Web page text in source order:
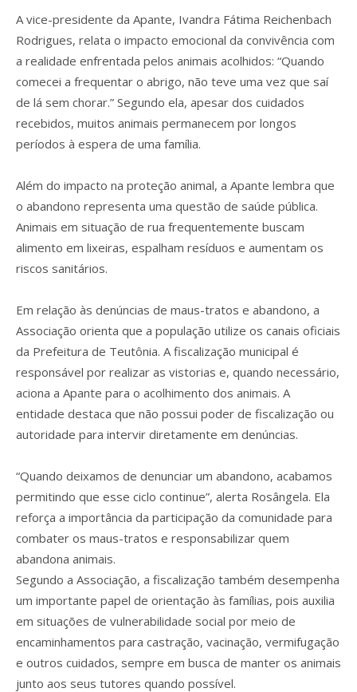
A vice-presidente da Apante, Ivandra Fátima Reichenbach
Rodrigues, relata o impacto emocional da convivência com
a realidade enfrentada pelos animais acolhidos: “Quando
comecei a frequentar o abrigo, não teve uma vez que saí
de lá sem chorar.” Segundo ela, apesar dos cuidados
recebidos, muitos animais permanecem por longos
períodos à espera de uma família.
Além do impacto na proteção animal, a Apante lembra que
o abandono representa uma questão de saúde pública.
Animais em situação de rua frequentemente buscam
alimento em lixeiras, espalham resíduos e aumentam os
riscos sanitários.
Em relação às denúncias de maus-tratos e abandono, a
Associação orienta que a população utilize os canais oficiais
da Prefeitura de Teutônia. A fiscalização municipal é
responsável por realizar as vistorias e, quando necessário,
aciona a Apante para o acolhimento dos animais. A
entidade destaca que não possui poder de fiscalização ou
autoridade para intervir diretamente em denúncias.
“Quando deixamos de denunciar um abandono, acabamos
permitindo que esse ciclo continue”, alerta Rosângela. Ela
reforça a importância da participação da comunidade para
combater os maus-tratos e responsabilizar quem
abandona animais.
Segundo a Associação, a fiscalização também desempenha
um importante papel de orientação às famílias, pois auxilia
em situações de vulnerabilidade social por meio de
encaminhamentos para castração, vacinação, vermifugação
e outros cuidados, sempre em busca de manter os animais
junto aos seus tutores quando possível.